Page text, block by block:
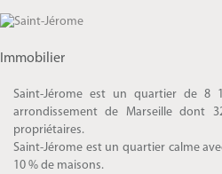
Immobilier
Saint-Jérome est un quartier de 8
arrondissement de Marseille dont
propriétaires.
Saint-Jérome est un quartier calme
10 % de maisons.